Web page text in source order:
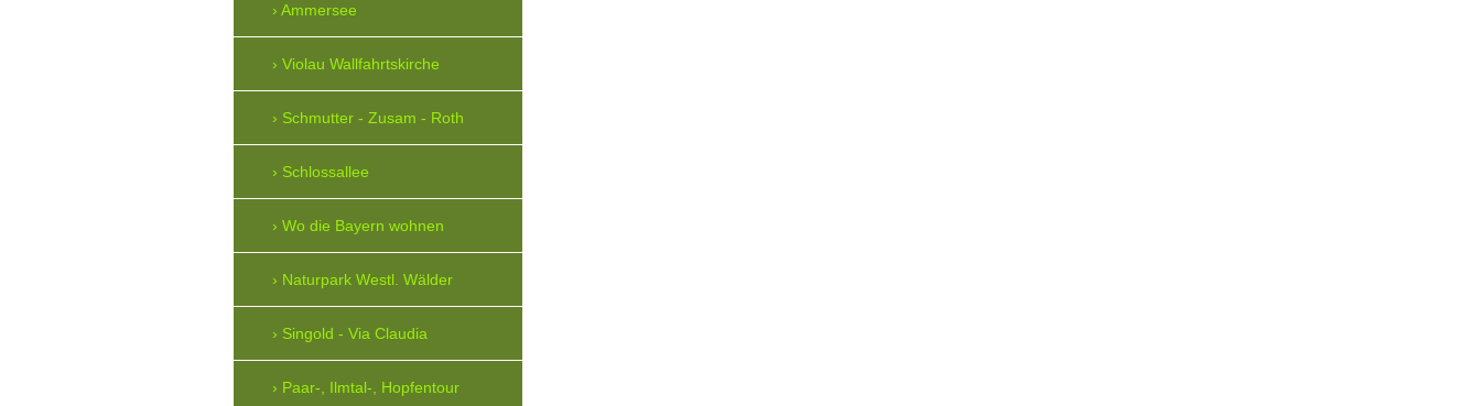
Ammersee
Violau Wallfahrtskirche
Schmutter - Zusam - Roth
Schlossallee
Wo die Bayern wohnen
Naturpark Westl. Wälder
Singold - Via Claudia
Paar-, Ilmtal-, Hopfentour